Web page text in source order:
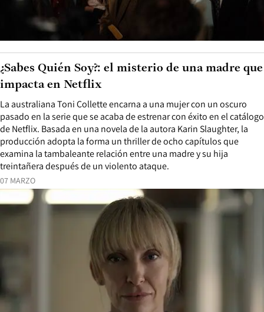
07 MARZO
La australiana Toni Collette encarna a una mujer con un oscuro
pasado en la serie que se acaba de estrenar con éxito en el catálogo
de Netflix. Basada en una novela de la autora Karin Slaughter, la
producción adopta la forma un thriller de ocho capítulos que
examina la tambaleante relación entre una madre y su hija
treintañera después de un violento ataque.
¿Sabes Quién Soy?: el misterio de una madre que
impacta en Netflix